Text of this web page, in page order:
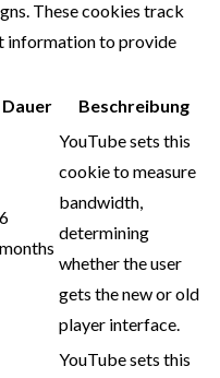
These cookies track
information to provide
Dauer Beschreibung
6
months
YouTube sets this
cookie to measure
bandwidth,
determining
whether the user
gets the new or old
player interface.
YouTube sets this